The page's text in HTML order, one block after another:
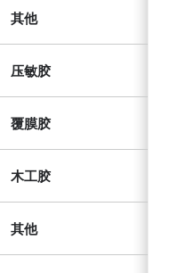
其他
压敏胶
覆膜胶
木工胶
其他